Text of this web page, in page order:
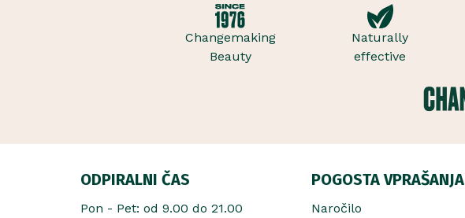
Changemaking
Beauty
Naturally
effective
ODPIRALNI ČAS
Pon - Pet: od 9.00 do 21.00
POGOSTA VPRAŠANJA
Naročilo